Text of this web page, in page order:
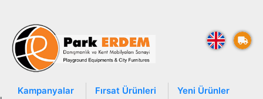
Kampanyalar Fırsat Ürünleri Yeni Ürünler